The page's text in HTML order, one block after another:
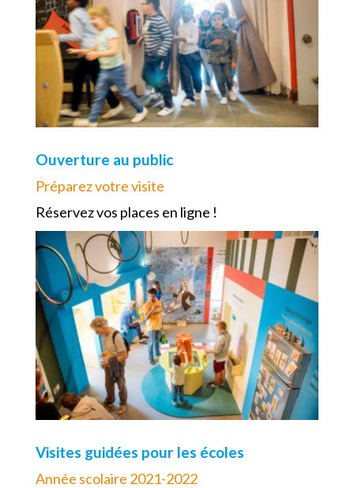
Ouverture au public
Préparez votre visite
Réservez vos places en ligne !
Visites guidées pour les écoles
Année scolaire 2021-2022